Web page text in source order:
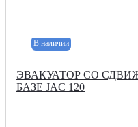
В наличии
ЭВАКУАТОР СО
БАЗЕ JAC 120